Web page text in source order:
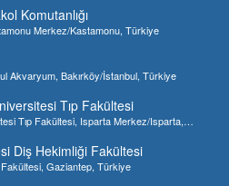
Komutanlığı
Merkez/Kastamonu, Türkiye
Akvaryum, Bakırköy/İstanbul, Türkiye
Tıp Fakültesi
Tıp Fakültesi, Isparta Merkez/Isparta,
Diş Hekimliği Fakültesi
Gaziantep, Türkiye